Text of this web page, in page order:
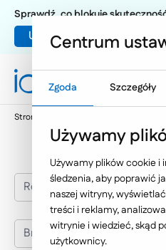
Umów warsztat UX
Sprawdź, co blokuje
Strona główna
Rozwiązania IT
Branża
Centrum
Zgoda Szczegóły
Używamy
Używamy plików cookie i
śledzenia, aby poprawić
naszej witryny,
treści i reklamy,
witrynie i wiedzieć, skąd
użytkownicy.